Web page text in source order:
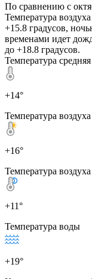
По сравнению с
Температура
+15.8 градусов,
временами идет
до +18.8 градусов.
Температура средняя
+14°
Температура
+16°
Температура
+11°
Температура воды
+19°